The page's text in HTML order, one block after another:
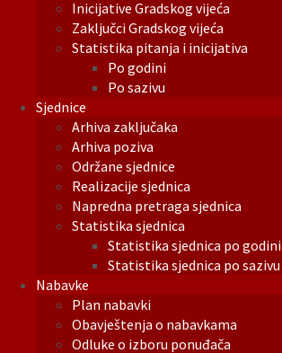
Inicijative Gradskog vijeća
Zaključci Gradskog vijeća
Statistika pitanja i inicijativa
Po godini
Po sazivu
Sjednice
Arhiva zaključaka
Arhiva poziva
Održane sjednice
Realizacije sjednica
Napredna pretraga sjednica
Statistika sjednica
Statistika sjednica po godini
Statistika sjednica po sazivu
Nabavke
Plan nabavki
Obavještenja o nabavkama
Odluke o izboru ponuđača